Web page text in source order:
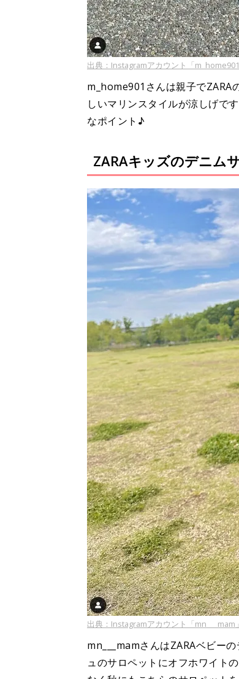
出典：Instagramアカウント「m_home901
m_home901さんは親子でZARA
しいマリンスタイルが涼しげで
なポイント♪
ZARAキッズのデニム
出典：Instagramアカウント「mn___mam」
mn___mamさんはZARAベビー
ュのサロペットにオフホワイト